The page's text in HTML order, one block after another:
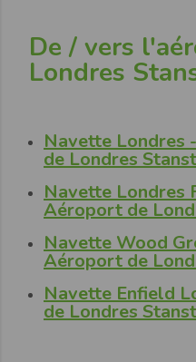
De / vers
Londres
Navette Londres -
de Londres
Navette Londres
Aéroport de
Navette Wood
Aéroport de
Navette Enfield
de Londres